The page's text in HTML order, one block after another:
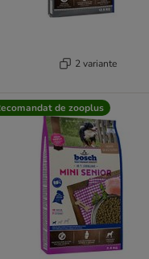
2 variante
de zooplus